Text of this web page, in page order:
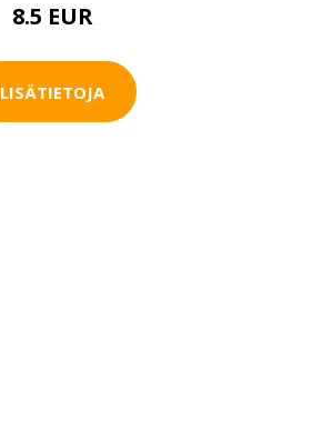
8.5 EUR
LISÄTIETOJA